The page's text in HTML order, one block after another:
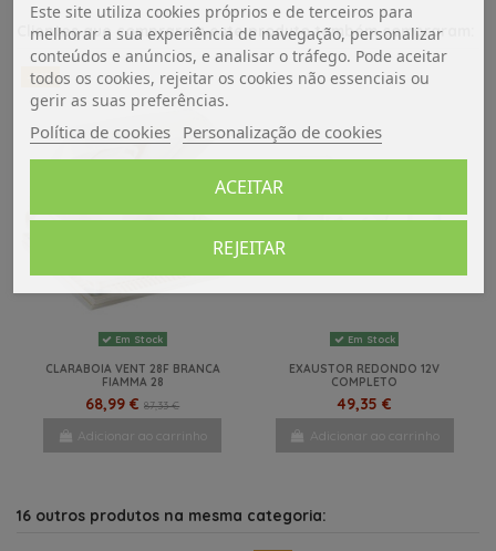
Clientes que compraram este produto também compraram:
-21%
Em Stock
CLARABOIA VENT 28F BRANCA
FIAMMA 28
68,99 €87,33 €
Adicionar ao carrinho
Em Stock
EXAUSTOR REDONDO 12V
COMPLETO
49,35 €
Adicionar ao carrinho
16 outros produtos na mesma categoria:
Este site utiliza cookies próprios e de terceiros para
melhorar a sua experiência de navegação, personalizar
conteúdos e anúncios, e analisar o tráfego. Pode aceitar
todos os cookies, rejeitar os cookies não essenciais ou
gerir as suas preferências.
Política de cookies Personalização de cookies
REJEITAR
ACEITAR